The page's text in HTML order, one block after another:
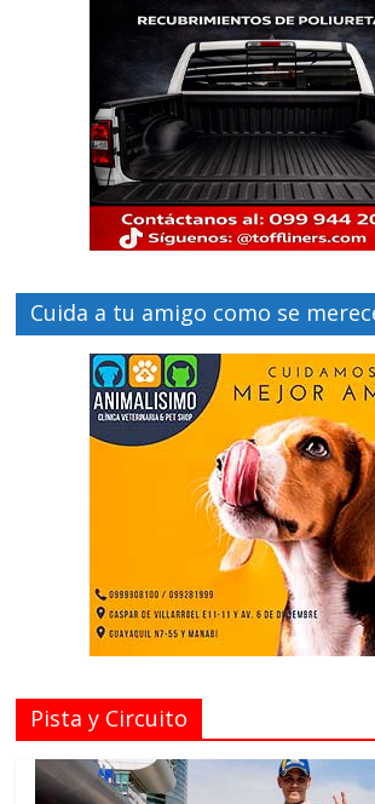
Cuida a tu amigo como se
Pista y Circuito